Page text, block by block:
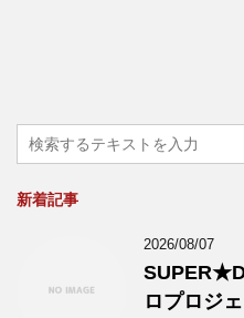
新着記事
2026/08/07
ロプロジ